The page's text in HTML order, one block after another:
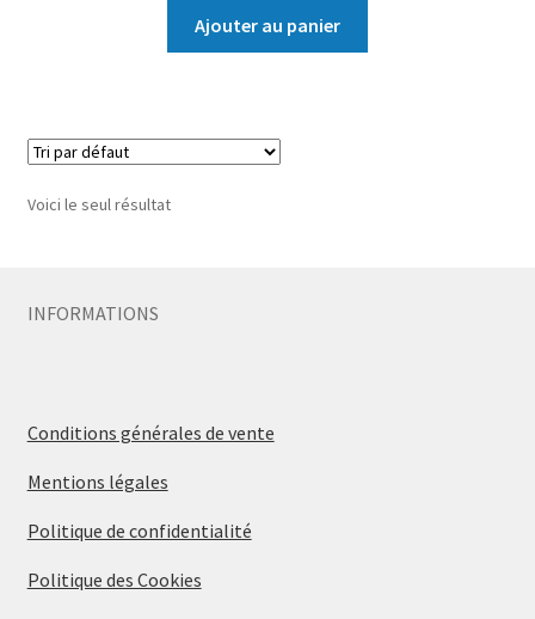
Ajouter au panier
Voici le seul résultat
INFORMATIONS
Conditions générales de vente
Mentions légales
Politique de confidentialité
Politique des Cookies